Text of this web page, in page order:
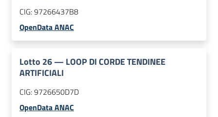
CIG:97266437B8
OpenData ANAC
Lotto 26— LOOP DI CORDE TENDINEE
ARTIFICIALI
CIG:9726650D7D
OpenData ANAC